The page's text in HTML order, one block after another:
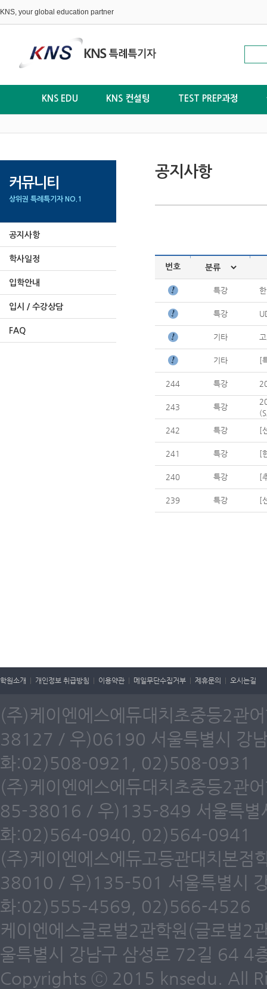
KNS, your global education partner
KNS EDU KNS 컨설팅 TEST PREP과정
커뮤니티
상위권 특례특기자 NO.1
공지사항
학사일정
입학안내
입시 / 수강상담
FAQ
공지사항
번호
| |
특강
특강
기타
기타 [
244 특강
243 특강
242
특강 [
241 특강 [
240 특강 [
239 특강 [
학원소개 개인정보 취급방침 이용약관 메일무단수집거부 제휴문의 오시는길
(주)케이엔에스에듀대치초중등2
38127 / 우)06190 서울특별시 강
화:02)508-0921, 02)508-0931
(주)케이엔에스에듀대치초중등2관
85-38016 / 우)135-849 서울특별
화:02)564-0940, 02)564-0941
(주)케이엔에스에듀고등관대치본
38010 / 우)135-501 서울특별시
화:02)555-4569, 02)566-4526
케이엔에스글로벌2관학원(글로벌
울특별시 강남구 삼성로 72길 64
Copyrights ⓒ 2015 knsedu. All